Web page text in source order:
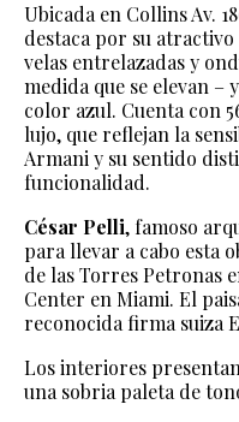
Ubicada en Collins Av.
destaca por su
velas entrelazadas y
medida que se elevan –
color azul. Cuenta con
lujo, que reflejan la
Armani y su sentido
funcionalidad.
César Pelli, famoso
para llevar a cabo esta
de las Torres Petronas
Center en Miami. El
reconocida firma suiza
Los interiores
una sobria paleta de